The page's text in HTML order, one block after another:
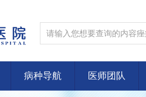
病种导航 医师团队